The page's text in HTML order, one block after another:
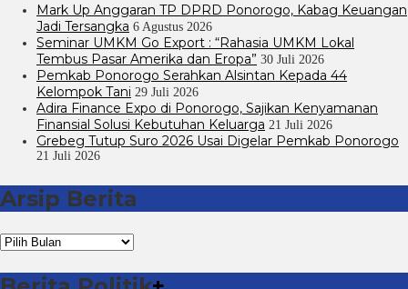
Mark Up Anggaran TP DPRD Ponorogo, Kabag Keuangan
Jadi Tersangka 6 Agustus 2026
Seminar UMKM Go Export : “Rahasia UMKM Lokal
Tembus Pasar Amerika dan Eropa” 30 Juli 2026
Pemkab Ponorogo Serahkan Alsintan Kepada 44
Kelompok Tani 29 Juli 2026
Adira Finance Expo di Ponorogo, Sajikan Kenyamanan
Finansial Solusi Kebutuhan Keluarga 21 Juli 2026
Grebeg Tutup Suro 2026 Usai Digelar Pemkab Ponorogo
21 Juli 2026
Arsip Berita
Arsip
Berita